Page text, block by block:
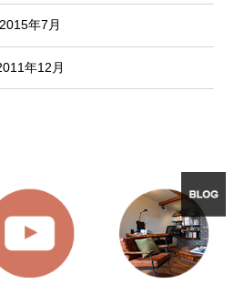
2015年7月
年12月